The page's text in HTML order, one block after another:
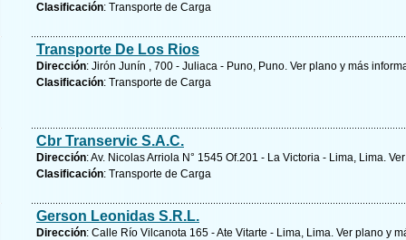
Clasificación: Transporte de Carga
Transporte De Los Rios
Dirección: Jirón Junín , 700 - Juliaca - Puno, Puno. Ver plano y más
Clasificación: Transporte de Carga
Cbr Transervic S.A.C.
Dirección: Av. Nicolas Arriola N° 1545 Of.201 - La Victoria - Lima, Lima.
Clasificación: Transporte de Carga
Gerson Leonidas S.R.L.
Dirección: Calle Río Vilcanota 165 - Ate Vitarte - Lima, Lima. Ver plano y